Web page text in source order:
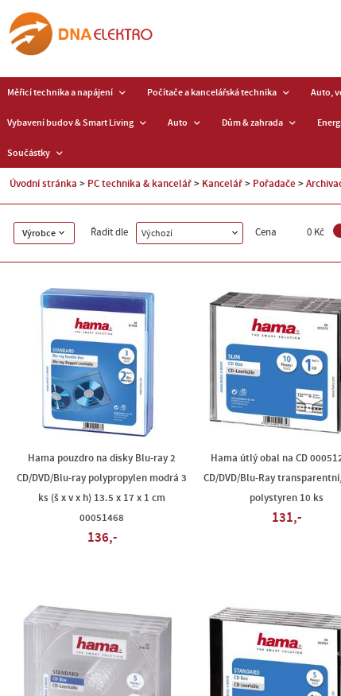
Měřicí technika a napájení Počítače a kancelářská technika Auto,
Vybavení budov & Smart Living Auto Dům & zahrada
Součástky
Úvodní stránka PC technika & kancelář Kancelář Pořadače
Výrobce Řadit dle Výchozí Cena 0 Kč
Hama pouzdro na disky Blu-ray 2
CD/DVD/Blu-ray polypropylen modrá 3
ks (š x v x h) 13.5 x 17 x 1 cm
00051468
136,-
Hama útlý obal na CD
CD/DVD/Blu-Ray
polystyren 10 ks
131,-